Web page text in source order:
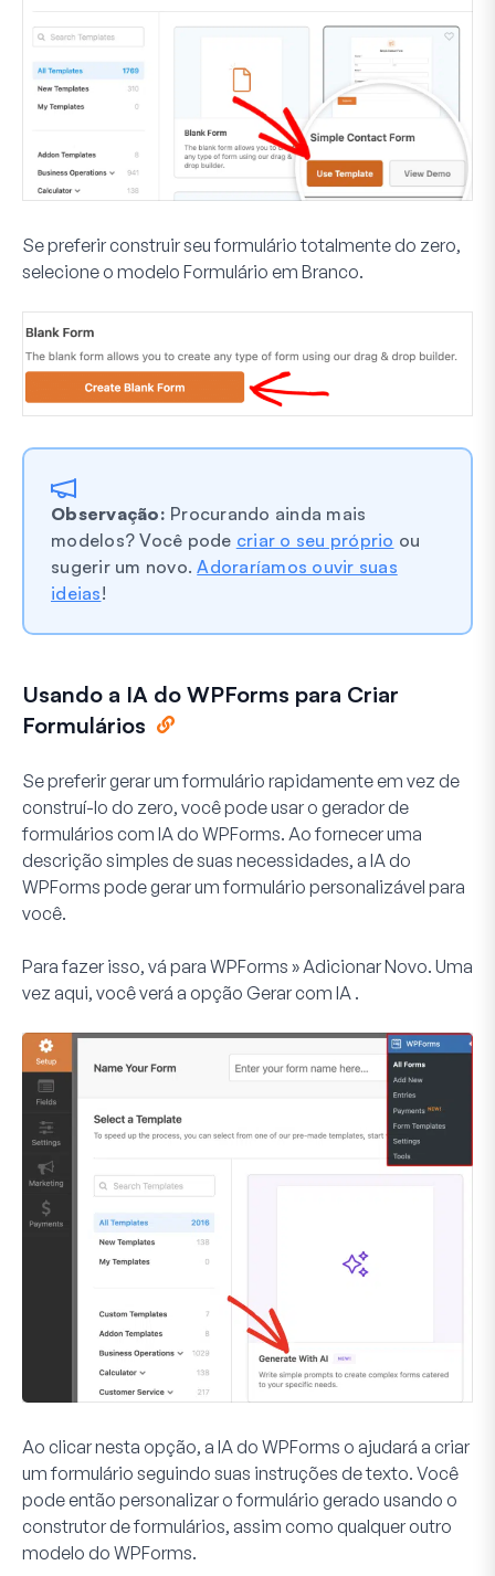
Se preferir construir seu formulário totalmente do zero,
selecione o modelo Formulário em Branco.
Observação: Procurando ainda mais
modelos? Você pode criar o seu próprio ou
sugerir um novo.Adoraríamos ouvir suas
ideias!
Usando a IA do WPForms para Criar
Formulários
Se preferir gerar um formulário rapidamente em vez de
construí-lo do zero, você pode usar o gerador de
formulários com IA do WPForms. Ao fornecer uma
descrição simples de suas necessidades, a IA do
WPForms pode gerar um formulário personalizável para
você.
Para fazer isso, vá para WPForms » Adicionar Novo. Uma
vez aqui, você verá a opção Gerar com IA .
Ao clicar nesta opção, a IA do WPForms o ajudará a criar
um formulário seguindo suas instruções de texto. Você
pode então personalizar o formulário gerado usando o
construtor de formulários, assim como qualquer outro
modelo do WPForms.